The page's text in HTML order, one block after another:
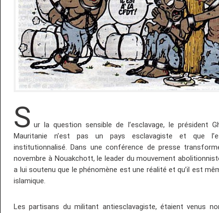
S ur la question sensible de l’esclavage, le président
Mauritanie n’est pas un pays esclavagiste et que
institutionnalisé. Dans une conférence de presse
novembre à Nouakchott, le leader du mouvement
a lui soutenu que le phénomène est une réalité et qu’il est
islamique.
Les partisans du militant antiesclavagiste, étaient venus